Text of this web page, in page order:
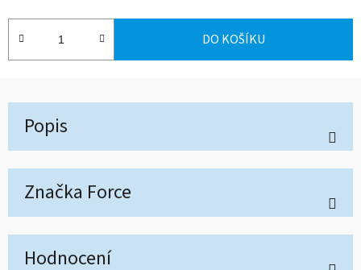
Měrná cena:
DO KOŠÍKU
Popis
Značka Force
Hodnocení